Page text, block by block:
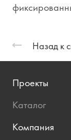
Назад к
Проекты
Каталог
Компания